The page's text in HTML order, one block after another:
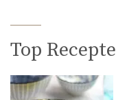
Top